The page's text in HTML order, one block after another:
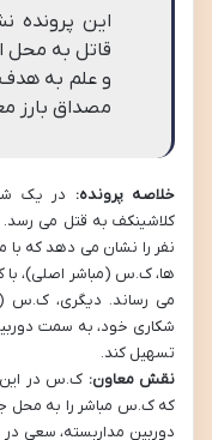
این پرونده
قاتل به محل
و علم به هدف
مصداق بارز
خلاصه پرونده: در یک
کلاشینکف به قتل می رسد.
نفر را نشان می دهد که با
ها، ک.س (مباشر اصلی)، با
می رساند. دیگری، ک.س
شکاری خود، به سمت
تسهیل کند.
نقش معاون: ک.س در این
که ک.س مباشر را به محل
دوربین مداربسته، سعی